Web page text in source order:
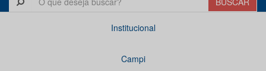
Institucional
Campi